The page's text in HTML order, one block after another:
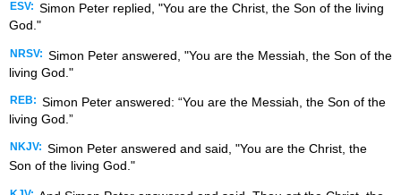
ESV: Simon Peter replied, "You are the Christ, the Son of the living
God."
NRSV: Simon Peter answered, "You are the Messiah, the Son of the
living God."
REB: Simon Peter answered: “You are the Messiah, the Son of the
living God.”
NKJV: Simon Peter answered and said, "You are the Christ, the
Son of the living God."